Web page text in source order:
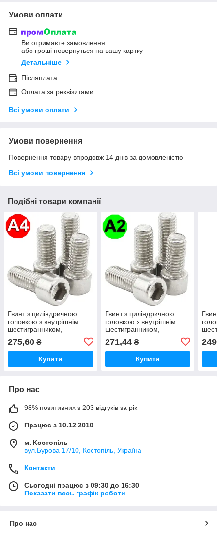
Умови оплати
Ви отримаєте замовлення
або гроші повернуться на вашу картку
Детальніше
Післяплата
Оплата за реквізитами
Всі умови оплати
Умови повернення
Повернення товару впродовж 14 днів за домовленістю
Всі умови повернення
Подібні товари компанії
Гвинт з циліндричною
головкою з внутрішнім
шестигранником,
нержавіюча сталь А4, DIN
912 М24 X 90
275,60 ₴
Купити
Гвинт з циліндричною
головкою з внутрішнім
шестигранником,
нержавіюча сталь А2, DIN
912, М16 X 200
271,44₴
Купити
Про нас
98% позитивних з 203 відгуків за рік
Працює з 10.12.2010
м. Костопіль
вул.Бурова 17/10, Костопіль, Україна
Контакти
Сьогодні працює з 09:30 до 16:30
Показати весь графік роботи
Про нас